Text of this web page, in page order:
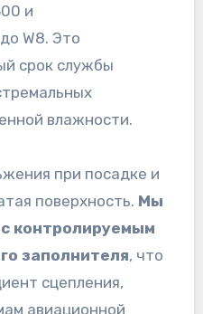
и
W8. Это
срок службы
влажности.
при посадке и
поверхность. Мы
контролируемым
заполнителя, что
сцепления,
авиационной